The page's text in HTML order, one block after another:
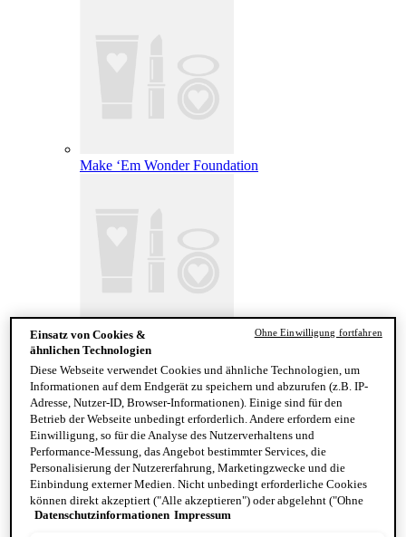
Make ‘Em Wonder Foundation
Wonder Snatch Setting Powder
Fat Cheeks
Einsatz von Cookies &
ähnlichen Technologien
Diese Webseite verwendet Cookies und ähnliche Technologien, um
Informationen auf dem Endgerät zu speichern und abzurufen (z.B. IP-
Adresse, Nutzer-ID, Browser-Informationen). Einige sind für den
Betrieb der Webseite unbedingt erforderlich. Andere erfordern eine
Einwilligung, so für die Analyse des Nutzerverhaltens und
Performance-Messung, das Angebot bestimmter Services, die
Personalisierung der Nutzererfahrung, Marketingzwecke und die
Einbindung externer Medien. Nicht unbedingt erforderliche Cookies
können direkt akzeptiert ("Alle akzeptieren") oder abgelehnt ("Ohne
Einwilligung fortfahren") werden. Individuelle Anpassungen der
Datenschutzinformationen Impressum
Ohne Einwilligung fortfahren